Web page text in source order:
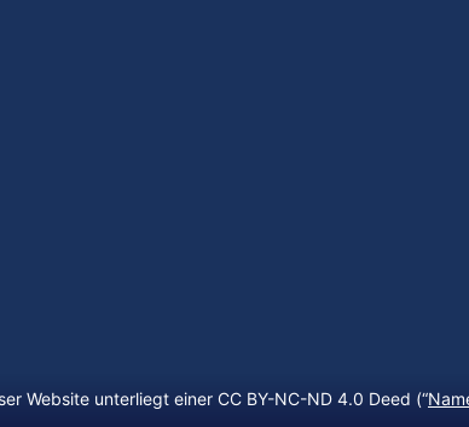
Website unterliegt einer CC BY-NC-ND 4.0 Deed (“